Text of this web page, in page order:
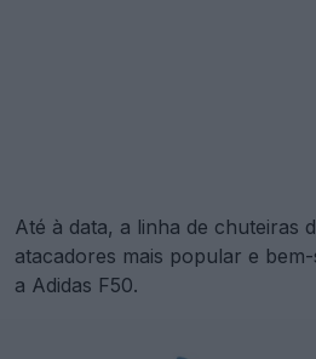
Até à data, a linha de chuteiras
atacadores mais popular e
a Adidas F50.